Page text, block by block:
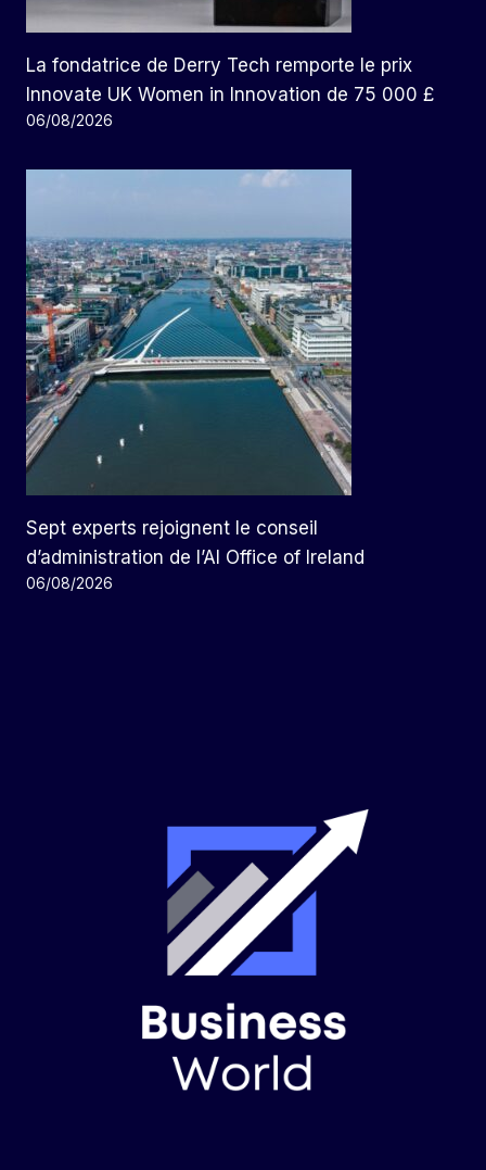
La fondatrice de Derry Tech remporte le prix
Innovate UK Women in Innovation de 75 000 £
06/08/2026
Sept experts rejoignent le conseil
d’administration de l’AI Office of Ireland
06/08/2026